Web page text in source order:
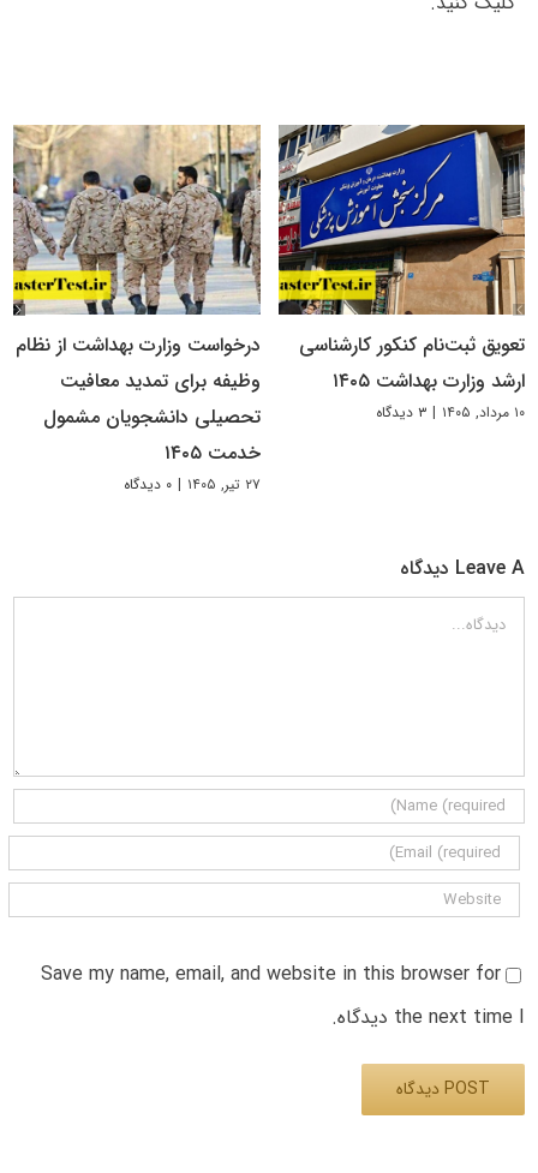
تعویق ثبت‌نام کنکور کارشناسی
ارشد وزارت بهداشت ۱۴۰۵
۱۰ مرداد, ۱۴۰۵ | ۳ دیدگاه
درخواست وزارت بهداشت از نظام
وظیفه برای تمدید معافیت
تحصیلی دانشجویان مشمول
خدمت ۱۴۰۵
۲۷ تیر, ۱۴۰۵ | ۰ دیدگاه
Leave A دیدگاه
دیدگاه
Save my name, email, and website in this browser for
the next time I دیدگاه.